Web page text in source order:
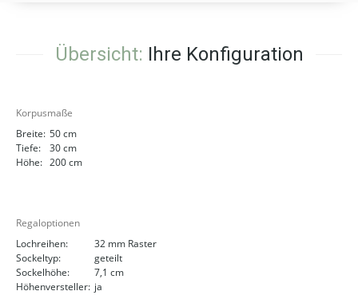
Übersicht: Ihre Konfiguration
Korpusmaße
Breite: 50 cm
Tiefe:
30 cm
Höhe: 200 cm
Regaloptionen
Lochreihen:
32 mm Raster
Sockeltyp:
geteilt
Sockelhöhe:
7,1 cm
Höhenversteller: ja